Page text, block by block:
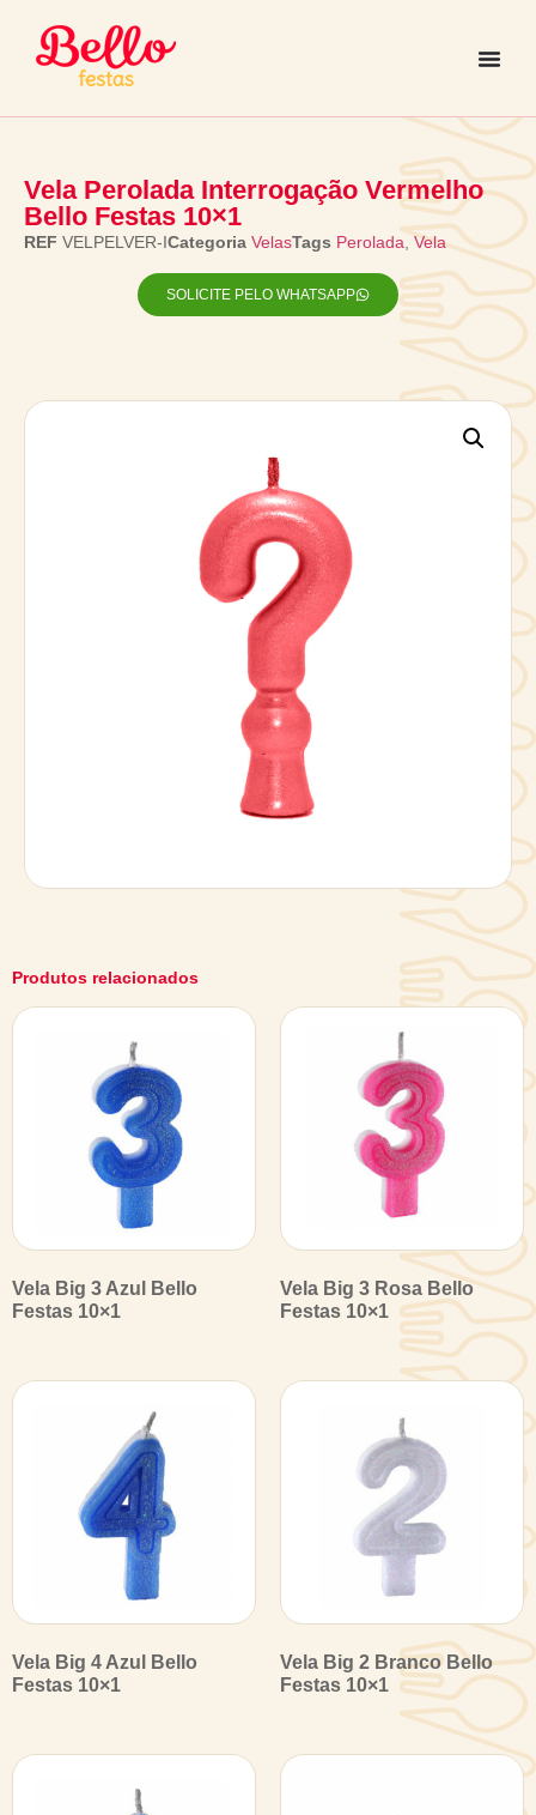
Vela Perolada Interrogação Vermelho
Bello Festas 10×1
REF VELPELVER-ICategoria VelasTags Perolada Vela
SOLICITE PELO WHATSAPP
Produtos relacionados
Vela Big 3 Azul Bello
Festas 10×1
Vela Big 3 Rosa Bello
Festas 10×1
Vela Big 4 Azul Bello
Festas 10×1
Vela Big 2 Branco Bello
Festas 10×1